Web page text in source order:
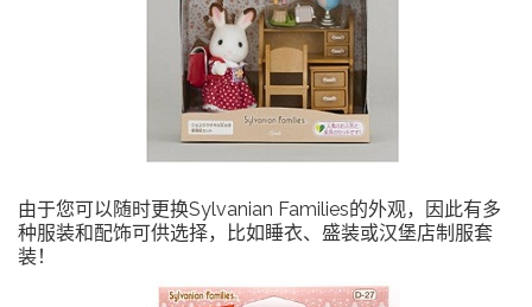
由于您可以随时更换Sylvanian Families的外观，因此有多
种服装和配饰可供选择，比如睡衣、盛装或汉堡店制服套
装！